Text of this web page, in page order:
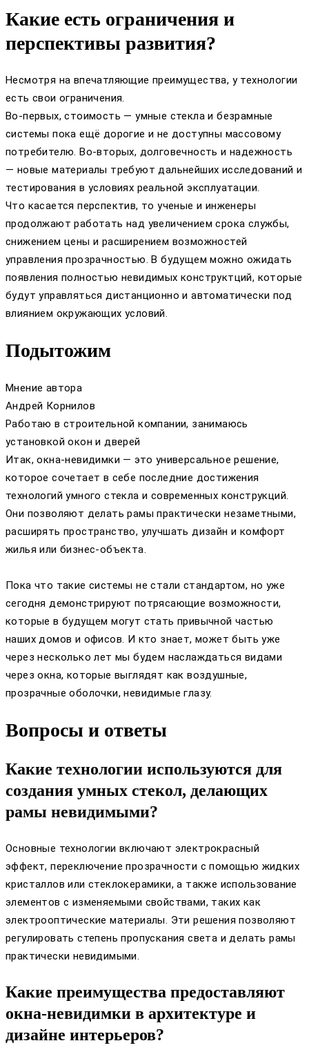
Какие есть ограничения и
перспективы развития?
Несмотря на впечатляющие преимущества, у технологии
есть свои ограничения.
Во-первых, стоимость — умные стекла и безрамные
системы пока ещё дорогие и не доступны массовому
потребителю. Во-вторых, долговечность и надежность
— новые материалы требуют дальнейших исследований и
тестирования в условиях реальной эксплуатации.
Что касается перспектив, то ученые и инженеры
продолжают работать над увеличением срока службы,
снижением цены и расширением возможностей
управления прозрачностью. В будущем можно ожидать
появления полностью невидимых конструктций, которые
будут управляться дистанционно и автоматически под
влиянием окружающих условий.
Подытожим
Мнение автора
Андрей Корнилов
Работаю в строительной компании, занимаюсь
установкой окон и дверей
Итак, окна-невидимки — это универсальное решение,
которое сочетает в себе последние достижения
технологий умного стекла и современных конструкций.
Они позволяют делать рамы практически незаметными,
расширять пространство, улучшать дизайн и комфорт
жилья или бизнес-объекта.
Пока что такие системы не стали стандартом, но уже
сегодня демонстрируют потрясающие возможности,
которые в будущем могут стать привычной частью
наших домов и офисов. И кто знает, может быть уже
через несколько лет мы будем наслаждаться видами
через окна, которые выглядят как воздушные,
прозрачные оболочки, невидимые глазу.
Вопросы и ответы
Какие технологии используются для
создания умных стекол, делающих
рамы невидимыми?
Основные технологии включают электрокрасный
эффект, переключение прозрачности с помощью жидких
кристаллов или стеклокерамики, а также использование
элементов с изменяемыми свойствами, таких как
электрооптические материалы. Эти решения позволяют
регулировать степень пропускания света и делать рамы
практически невидимыми.
Какие преимущества предоставляют
окна-невидимки в архитектуре и
дизайне интерьеров?